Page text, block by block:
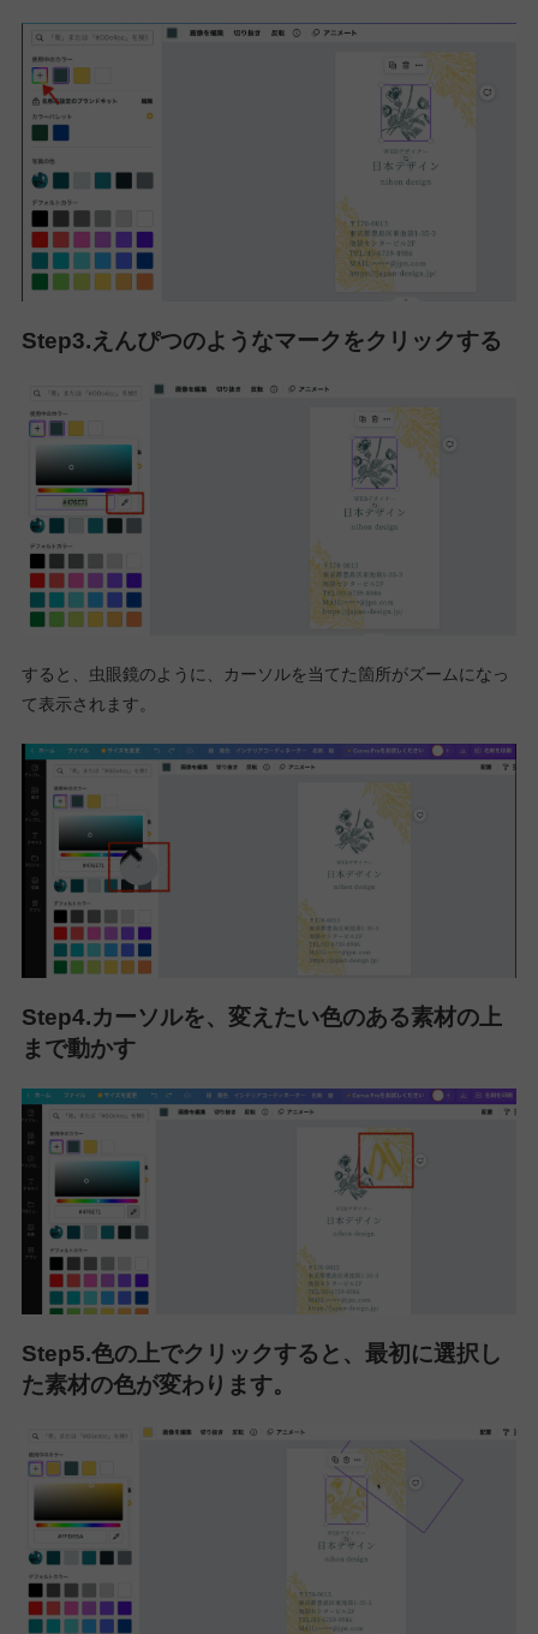
Step3.えんぴつのようなマークをクリックする
すると、虫眼鏡のように、カーソルを当てた箇所がズームになっ
て表示されます。
Step4.カーソルを、変えたい色のある素材の上
まで動かす
Step5.色の上でクリックすると、最初に選択し
た素材の色が変わります。